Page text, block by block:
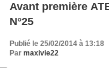
Avant première
N°25
Publié le 25/02/2014 à 13:18
Par maxivie22